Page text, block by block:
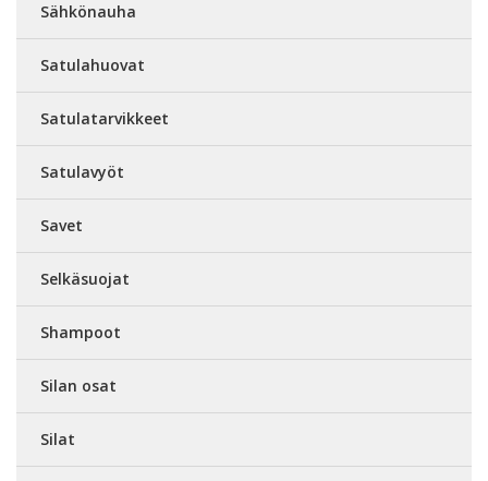
Sähkönauha
Satulahuovat
Satulatarvikkeet
Satulavyöt
Savet
Selkäsuojat
Shampoot
Silan osat
Silat